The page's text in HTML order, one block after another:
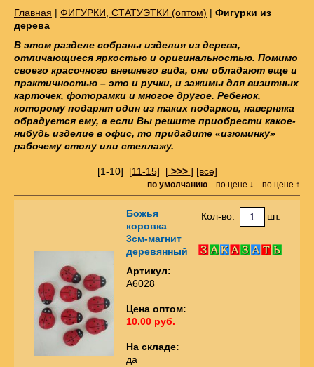
Главная | ФИГУРКИ, СТАТУЭТКИ (оптом) | Фигурки из
дерева
В этом разделе собраны изделия из дерева,
отличающиеся яркостью и оригинальностью. Помимо
своего красочного внешнего вида, они обладают еще и
практичностью – это и ручки, и зажимы для визитных
карточек, фоторамки и многое другое. Ребенок,
которому подарят один из таких подарков, наверняка
обрадуется ему, а если Вы решите приобрести какое-
нибудь изделие в офис, то придадите «изюминку»
рабочему столу или стеллажу.
[1-10] [11-15] [>>> ] [все]
по умолчанию по цене ↓ по цене ↑
Божья
коровка
3см-магнит
деревянный
Артикул:
А6028
Цена оптом:
10.00 руб.
На складе:
да
Кол-во: шт.